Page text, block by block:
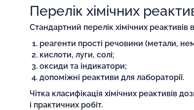
Перелік хімічних
Стандартний перелік хімічних
реагенти прості речовини (метали,
кислоти, луги, солі;
оксиди та індикатори;
допоміжні реактиви для лабораторії.
Чітка класифікація хімічних реактивів
і практичних робіт.